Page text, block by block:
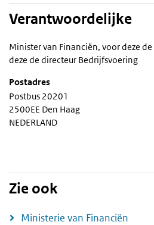
Verantwoordelijke
Minister van Financiën, voor deze
deze de directeur Bedrijfsvoering
Postadres
Postbus 20201
2500EE Den Haag
NEDERLAND
Zie ook
Ministerie van Financiën